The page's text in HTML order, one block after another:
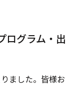
ログラム・出
ました。皆様お